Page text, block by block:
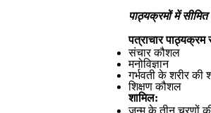
पाठ्यक्रमों में
पत्राचार पाठ्यक्रम
संचार कौशल
मनोविज्ञान
गर्भवती के शरीर की
शिक्षण कौशल
शामिल:
जन्म के तीन चरणों